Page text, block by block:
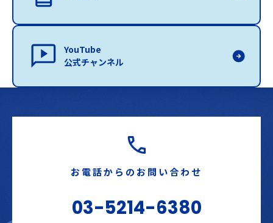
YouTube
公式チャンネル
お電話からのお問い合わせ
03-5214-6380